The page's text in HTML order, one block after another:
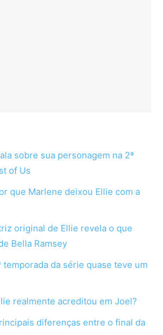
sobre sua personagem na 2ª
of Us
que Marlene deixou Ellie com a
original de Ellie revela o que
Bella Ramsey
temporada da série quase teve um
realmente acreditou em Joel?
diferenças entre o final da